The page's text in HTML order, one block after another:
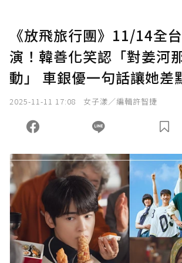
《放飛旅行團》11/14全
演！韓善化笑認「對姜河
動」 車銀優一句話讓她差
2025-11-11 17:08 女子漾／編輯許智捷